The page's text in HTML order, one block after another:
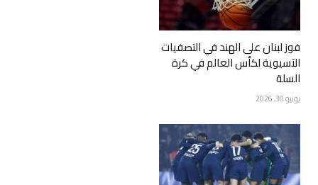
فوز لبنان على الهند في التصفيات
الآسيوية لكأس العالم في كرة
السلة
يونيو 30, 2026